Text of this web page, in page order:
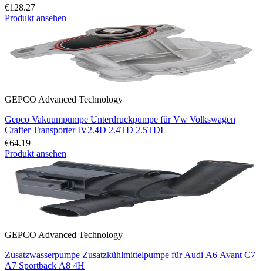
€128.27
Produkt ansehen
GEPCO Advanced Technology
Gepco Vakuumpumpe Unterdruckpumpe für Vw Volkswagen
Crafter Transporter IV2.4D 2.4TD 2.5TDI
€64.19
Produkt ansehen
GEPCO Advanced Technology
Zusatzwasserpumpe Zusatzkühlmittelpumpe für Audi A6 Avant C7
A7 Sportback A8 4H